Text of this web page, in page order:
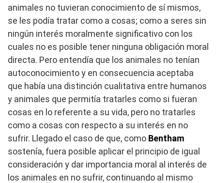
animales no tuvieran conocimiento de sí mismos,
se les podía tratar como a cosas; como a seres sin
ningún interés moralmente significativo con los
cuales no es posible tener ninguna obligación moral
directa. Pero entendía que los animales no tenían
autoconocimiento y en consecuencia aceptaba
que había una distinción cualitativa entre humanos
y animales que permitía tratarles como si fueran
cosas en lo referente a su vida, pero no tratarles
como a cosas con respecto a su interés en no
sufrir. Llegado el caso de que, como Bentham
sostenía, fuera posible aplicar el principio de igual
consideración y dar importancia moral al interés de
los animales en no sufrir, continuando al mismo